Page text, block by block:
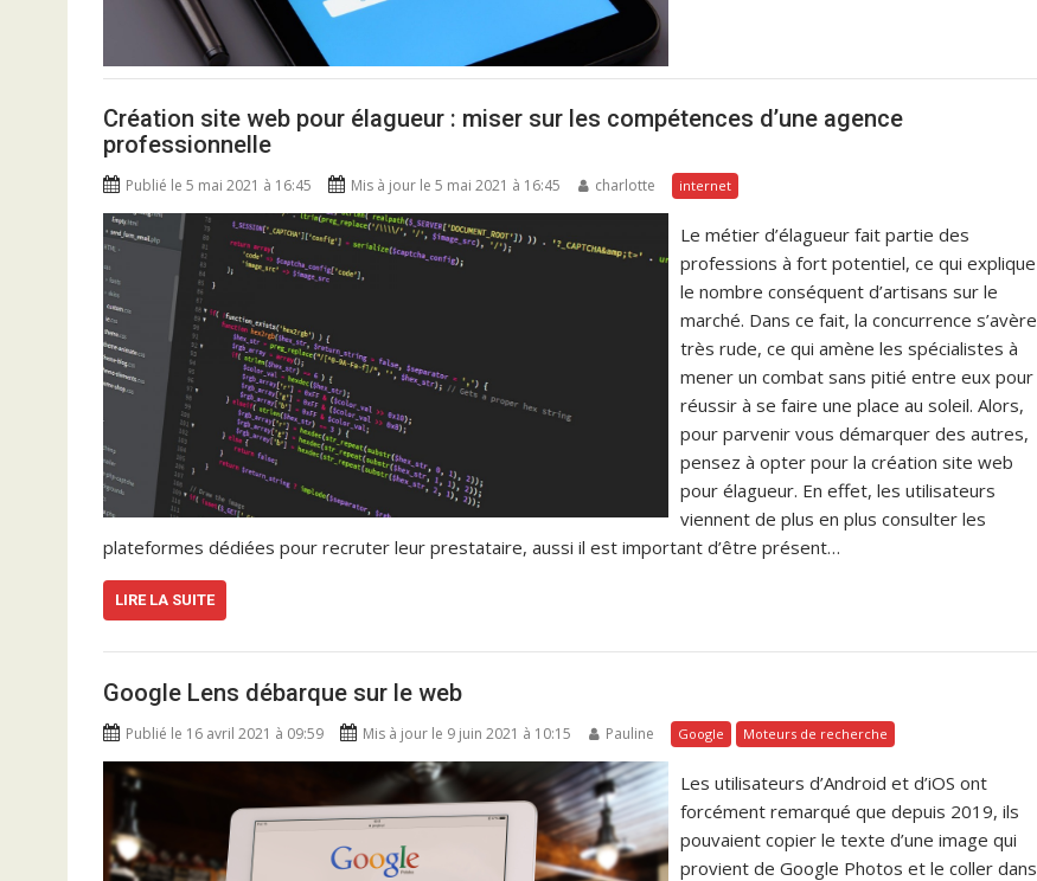
Création site web pour élagueur : miser sur les compétences d’une agence
professionnelle
Publié le 5 mai 2021 à 16:45 Mis à jour le 5 mai 2021 à 16:45 charlotte internet
Le métier d’élagueur fait partie des
professions à fort potentiel, ce qui explique
le nombre conséquent d’artisans sur le
marché. Dans ce fait, la concurrence s’avère
très rude, ce qui amène les spécialistes à
mener un combat sans pitié entre eux pour
réussir à se faire une place au soleil. Alors,
pour parvenir vous démarquer des autres,
pensez à opter pour la création site web
pour élagueur. En effet, les utilisateurs
viennent de plus en plus consulter les
plateformes dédiées pour recruter leur prestataire, aussi il est important d’être présent…
LIRE LA SUITE
Google Lens débarque sur le web
Publié le 16 avril 2021 à 09:59 Mis à jour le 9 juin 2021 à 10:15 Pauline Google Moteurs de recherche
Les utilisateurs d’Android et d’iOS ont
forcément remarqué que depuis 2019, ils
pouvaient copier le texte d’une image qui
provient de Google Photos et le coller dans